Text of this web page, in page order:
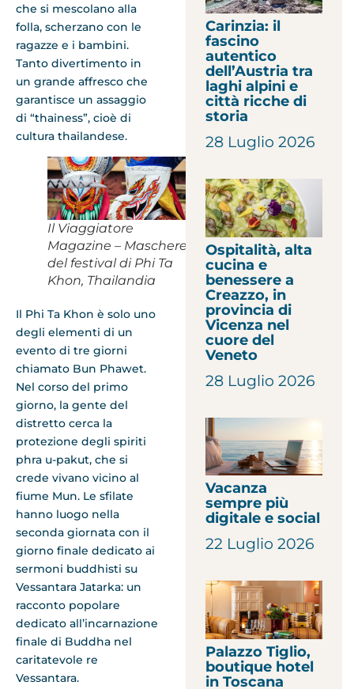
che si mescolano alla
folla, scherzano con le
ragazze e i bambini.
Tanto divertimento in
un grande affresco che
garantisce un assaggio
di “thainess”, cioè di
cultura thailandese.
Il Viaggiatore
Magazine – Maschere
del festival di Phi Ta
Khon, Thailandia
Il Phi Ta Khon è solo uno
degli elementi di un
evento di tre giorni
chiamato Bun Phawet.
Nel corso del primo
giorno, la gente del
distretto cerca la
protezione degli spiriti
phra u-pakut, che si
crede vivano vicino al
fiume Mun. Le sfilate
hanno luogo nella
seconda giornata con il
giorno finale dedicato ai
sermoni buddhisti su
Vessantara Jatarka: un
racconto popolare
dedicato all’incarnazione
finale di Buddha nel
caritatevole re
Vessantara.
Carinzia: il
fascino
autentico
dell’Austria tra
laghi alpini e
città ricche di
storia
28 Luglio 2026
Ospitalità, alta
cucina e
benessere a
Creazzo, in
provincia di
Vicenza nel
cuore del
Veneto
28 Luglio 2026
Vacanza
sempre più
digitale e social
22 Luglio 2026
Palazzo Tiglio,
boutique hotel
in Toscana